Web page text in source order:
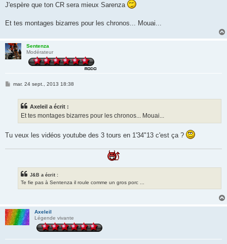
s
g
e
J'espère que ton CR sera mieux Sarenza
Et tes montages bizarres pour les chronos... Mouai...
Sentenza
Modérateur
Mmar. 24 sept., 2013 18:38
Axeleil a écrit :
Et tes montages bizarres pour les chronos... Mouai...
Tu veux les vidéos youtube des 3 tours en 1'34"13 c'est ça ?
J&B a écrit :
Te fie pas à Sentenza il roule comme un gros porc ...
Axeleil
Légende vivante